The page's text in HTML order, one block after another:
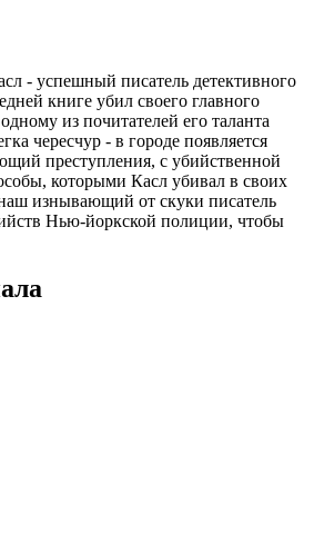
- успешный писатель детективного
книге убил своего главного
из почитателей его таланта
чересчур - в городе появляется
преступления, с убийственной
которыми Касл убивал в своих
изнывающий от скуки писатель
Нью-йоркской полиции, чтобы